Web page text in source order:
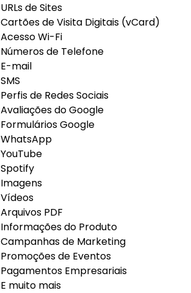
URLs de Sites
Cartões de Visita Digitais (vCard)
Acesso Wi-Fi
Números de Telefone
E-mail
SMS
Perfis de Redes Sociais
Avaliações do Google
Formulários Google
WhatsApp
YouTube
Spotify
Imagens
Vídeos
Arquivos PDF
Informações do Produto
Campanhas de Marketing
Promoções de Eventos
Pagamentos Empresariais
E muito mais